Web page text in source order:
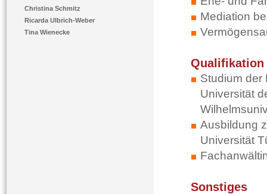
Christina Schmitz
Ricarda Ulbrich-Weber
Tina Wienecke
Mediation
Qualifikation
Studium der
Universität
Ausbildung
Universität
Sonstiges